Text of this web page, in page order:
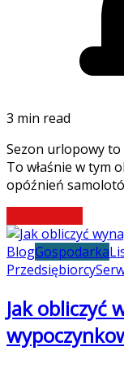
3 min read
Sezon urlopowy
To właśnie w tym
opóźnień
BlogGospodarka
Przedsiębiorcy
Jak obliczyć